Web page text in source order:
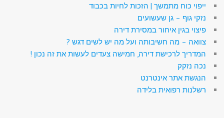
ייפוי כוח מתמשך | הזכות לחיות בכבוד
נזקי גוף – גן שעשועים
פיצוי בגין איחור במסירת דירה
צוואה – מה חשיבותה ועל מה יש לשים דגש ?
המדריך לרכישת דירה, חמישה צעדים לעשות את זה נכון !
נכה נזקק
הנגשת אתר אינטרנט
רשלנות רפואית בלידה